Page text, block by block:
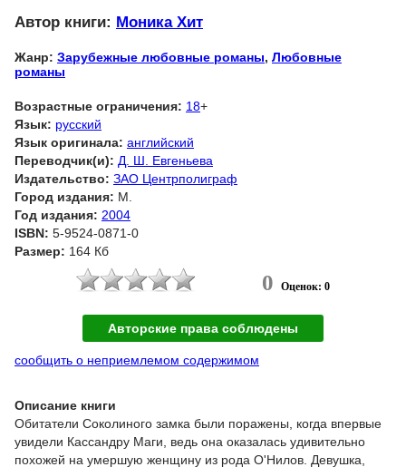
Автор книги: Моника Хит
Жанр: Зарубежные любовные романы, Любовные
романы
Возрастные ограничения: 18+
Язык: русский
Язык оригинала: английский
Переводчик(и): Д. Ш. Евгеньева
Издательство: ЗАО Центрполиграф
Город издания: М.
Год издания: 2004
ISBN: 5-9524-0871-0
Размер: 164 Кб
0 Оценок: 0
Авторские права соблюдены
сообщить о неприемлемом содержимом
Описание книги
Обитатели Соколиного замка были поражены, когда впервые
увидели Кассандру Маги, ведь она оказалась удивительно
похожей на умершую женщину из рода О'Нилов. Девушка,